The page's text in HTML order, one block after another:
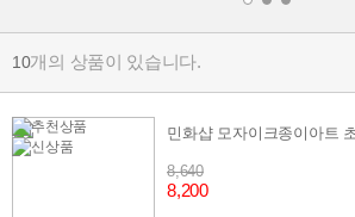
10개의 상품이 있습니다.
민화샵 모자이크종이아트
8,640
8,200